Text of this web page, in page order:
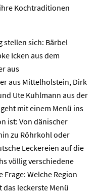
Kochtraditionen
stellen sich: Bärbel
Icken aus dem
aus
aus Mittelholstein, Dirk
Ute Kuhlmann aus der
mit einem Menü ins
ist: Von dänischer
zu Röhrkohl oder
Leckereien auf die
völlig verschiedene
Welche Region
leckerste Menü